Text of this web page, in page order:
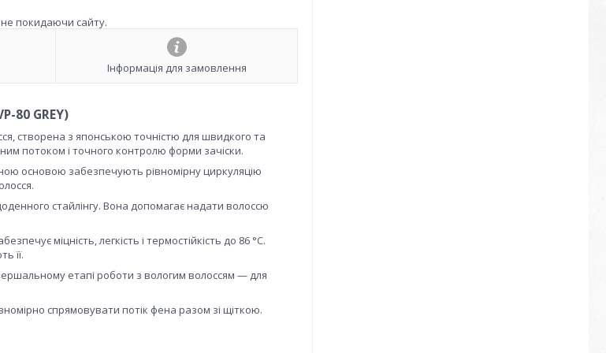
не покидаючи сайту.
Інформація для замовлення
80 GREY)
створена з японською точністю для швидкого та
потоком і точного контролю форми зачіски.
основою забезпечують рівномірну циркуляцію
стайлінгу. Вона допомагає надати волоссю
міцність, легкість і термостійкість до 86 °C.
її.
етапі роботи з вологим волоссям — для
спрямовувати потік фена разом зі щіткою.